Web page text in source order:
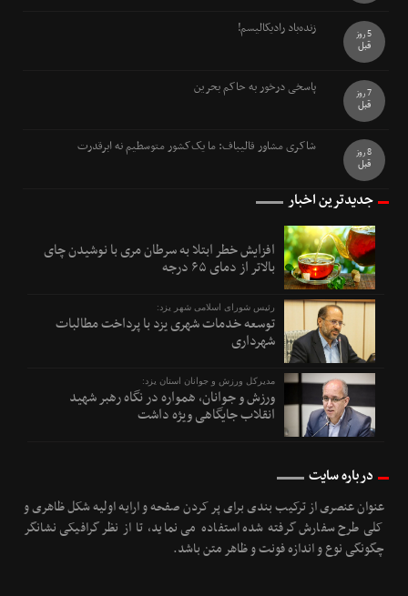
زنده‌باد رادیکالیسم!
5 روز
قبل
پاسخی درخور به حاکم بحرین
7 روز
قبل
شاکری مشاور قالیباف: ما یک‌کشور متوسطیم نه ابرقدرت
8 روز
قبل
جدیدترین اخبار
افزایش خطر ابتلا به سرطان مری با نوشیدن چای
بالاتر از دمای ۶۵ درجه
رئیس شورای اسلامی شهر یزد:
توسعه خدمات شهری یزد با پرداخت مطالبات
شهرداری
مدیرکل ورزش و جوانان استان یزد:
ورزش و جوانان، همواره در نگاه رهبر شهید
انقلاب جایگاهی ویژه داشت
درباره سایت
عنوان عنصری از ترکیب بندی برای پر کردن صفحه و ارایه اولیه شکل ظاهری و
کلی طرح سفارش گرفته شده استفاده می نماید، تا از نظر گرافیکی نشانگر
چگونگی نوع و اندازه فونت و ظاهر متن باشد.